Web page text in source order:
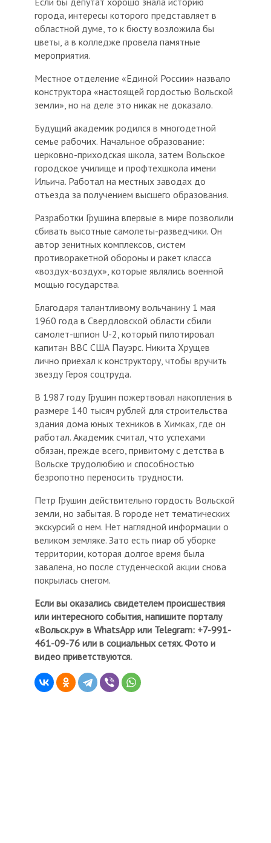
города, интересы которого представляет в
областной думе, то к бюсту возложила бы
цветы, а в колледже провела памятные
мероприятия.
Местное отделение «Единой России» назвало
конструктора «настоящей гордостью Вольской
земли», но на деле это никак не доказало.
Будущий академик родился в многодетной
семье рабочих. Начальное образование:
церковно-приходская школа, затем Вольское
городское училище и профтехшкола имени
Ильича. Работал на местных заводах до
отъезда за получением высшего образования.
Разработки Грушина впервые в мире позволили
сбивать высотные самолеты-разведчики. Он
автор зенитных комплексов, систем
противоракетной обороны и ракет класса
«воздух-воздух», которые являлись военной
мощью государства.
Благодаря талантливому вольчанину 1 мая
1960 года в Свердловской области сбили
самолет-шпион U-2, который пилотировал
капитан ВВС США Пауэрс. Никита Хрущев
лично приехал к конструктору, чтобы вручить
звезду Героя соцтруда.
В 1987 году Грушин пожертвовал накопления в
размере 140 тысяч рублей для строительства
здания дома юных техников в Химках, где он
работал. Академик считал, что успехами
обязан, прежде всего, привитому с детства в
Вольске трудолюбию и способностью
безропотно переносить трудности.
Петр Грушин действительно гордость Вольской
земли, но забытая. В городе нет тематических
экскурсий о нем. Нет наглядной информации о
великом земляке. Зато есть пиар об уборке
территории, которая долгое время была
завалена, но после студенческой акции снова
покрылась снегом.
Если вы оказались свидетелем происшествия
или интересного события, напишите порталу
«Вольск.ру» в WhatsApp или Telegram: +7-991-
461-09-76 или в социальных сетях. Фото и
видео приветствуются.